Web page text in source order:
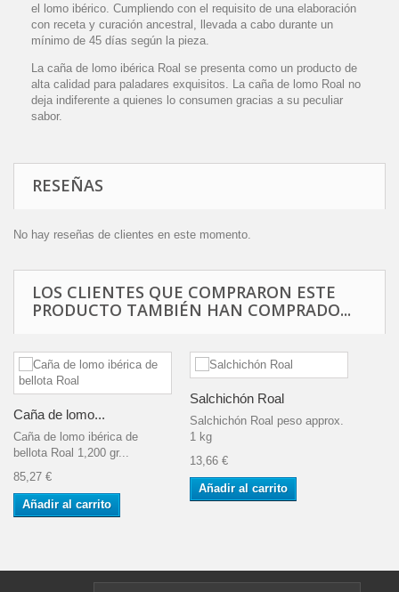
el lomo ibérico. Cumpliendo con el requisito de una elaboración
con receta y curación ancestral, llevada a cabo durante un
mínimo de 45 días según la pieza.
La caña de lomo ibérica Roal se presenta como un producto de
alta calidad para paladares exquisitos. La caña de lomo Roal no
deja indiferente a quienes lo consumen gracias a su peculiar
sabor.
RESEÑAS
No hay reseñas de clientes en este momento.
LOS CLIENTES QUE COMPRARON ESTE
PRODUCTO TAMBIÉN HAN COMPRADO...
Caña de lomo...
Caña de lomo ibérica de
bellota Roal 1,200 gr...
85,27 €
Añadir al carrito
Salchichón Roal
Salchichón Roal peso approx.
1 kg
13,66 €
Añadir al carrito